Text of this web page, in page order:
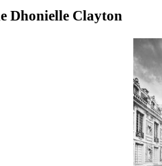
Dhonielle Clayton